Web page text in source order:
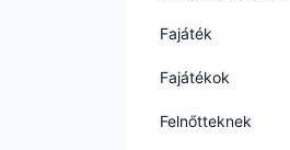
Fajáték
Fajátékok
Felnőtteknek